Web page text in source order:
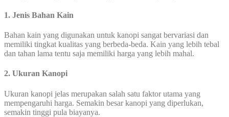
1. Jenis Bahan Kain
Bahan kain yang digunakan untuk kanopi sangat bervariasi dan
memiliki tingkat kualitas yang berbeda-beda. Kain yang lebih tebal
dan tahan lama tentu saja memiliki harga yang lebih mahal.
2. Ukuran Kanopi
Ukuran kanopi jelas merupakan salah satu faktor utama yang
mempengaruhi harga. Semakin besar kanopi yang diperlukan,
semakin tinggi pula biayanya.